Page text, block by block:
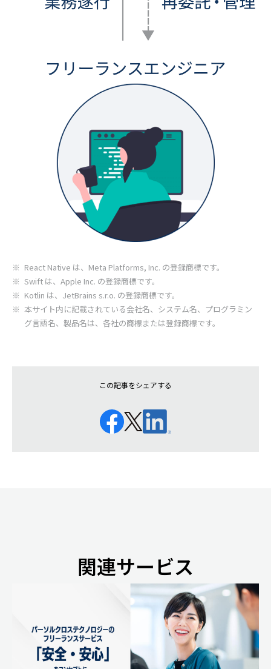
React Native は、Meta Platforms, Inc. の登録商標です。
Swift は、Apple Inc. の登録商標です。
Kotlin は、JetBrains s.r.o. の登録商標です。
本サイト内に記載されている会社名、システム名、プログラミン
グ言語名、製品名は、各社の商標または登録商標です。
この記事をシェアする
関連サービス